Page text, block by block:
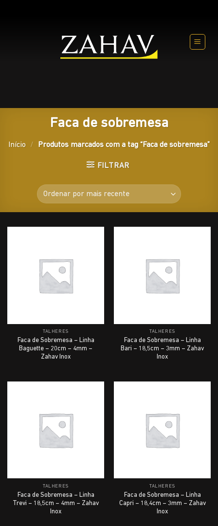
Faca de sobremesa
Início / Produtos marcados com a tag “Faca de sobremesa”
FILTRAR
TALHERES
Faca de Sobremesa – Linha
Baguette – 20cm – 4mm –
Zahav Inox
TALHERES
Faca de Sobremesa – Linha
Bari – 18,5cm – 3mm – Zahav
Inox
TALHERES
Faca de Sobremesa – Linha
Trevi – 18,5cm – 4mm – Zahav
Inox
TALHERES
Faca de Sobremesa – Linha
Capri – 18,4cm – 3mm – Zahav
Inox